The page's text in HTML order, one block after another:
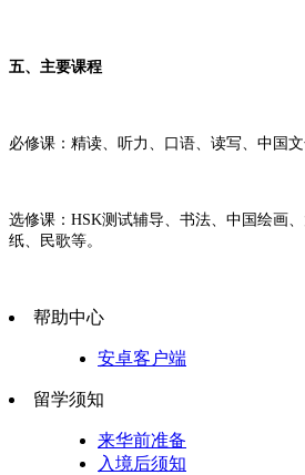
五、主要课程
必修课：精读、听力、口语、读写、中国文
选修课：HSK测试辅导、书法、中国绘画
纸、民歌等。
帮助中心
安卓客户端
留学须知
来华前准备
入境后须知